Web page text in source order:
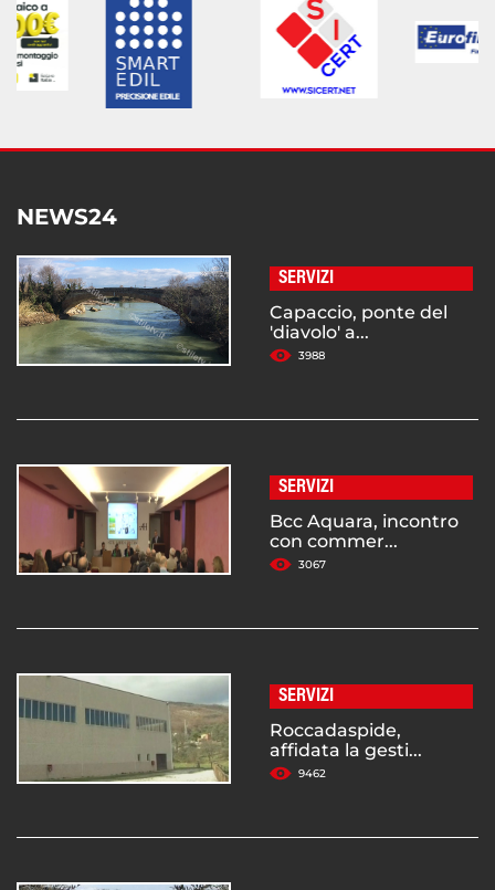
NEWS24
SERVIZI
Capaccio, ponte del
'diavolo' a...
3988
SERVIZI
Bcc Aquara, incontro
con commer...
3067
SERVIZI
Roccadaspide,
affidata la gesti...
9462